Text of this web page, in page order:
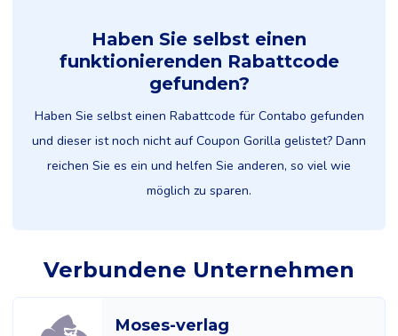
Haben Sie selbst einen
funktionierenden Rabattcode
gefunden?
Haben Sie selbst einen Rabattcode für Contabo gefunden
und dieser ist noch nicht auf Coupon Gorilla gelistet? Dann
reichen Sie es ein und helfen Sie anderen, so viel wie
möglich zu sparen.
Verbundene Unternehmen
Moses-verlag